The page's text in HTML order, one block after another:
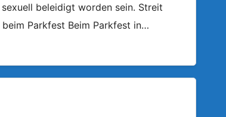
sexuell beleidigt worden sein. Streit
Parkfest Beim Parkfest in…